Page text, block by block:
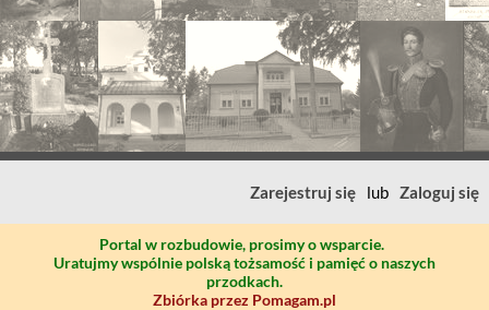
Zarejestruj się lub Zaloguj się
Portal w rozbudowie, prosimy o wsparcie.
Uratujmy wspólnie polską tożsamość i pamięć o naszych
przodkach.
Zbiórka przez Pomagam.pl